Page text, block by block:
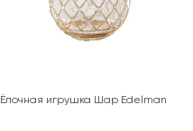
Ёлочная игрушка Шар Edelman